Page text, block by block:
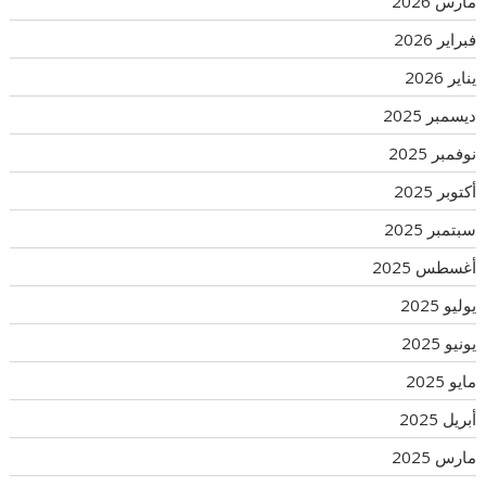
فبراير 2026
يناير 2026
ديسمبر 2025
نوفمبر 2025
أكتوبر 2025
سبتمبر 2025
أغسطس 2025
يوليو 2025
يونيو 2025
مايو 2025
أبريل 2025
مارس 2025